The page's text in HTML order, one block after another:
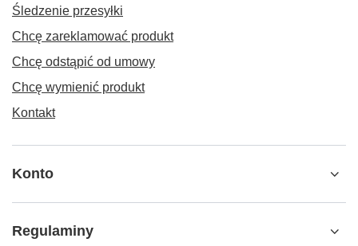
Śledzenie przesyłki
Chcę zareklamować produkt
Chcę odstąpić od umowy
Chcę wymienić produkt
Kontakt
Konto
Regulaminy